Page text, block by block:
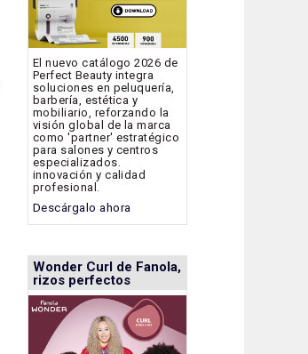
El nuevo catálogo 2026 de
Perfect Beauty integra
soluciones en peluquería,
barbería, estética y
mobiliario, reforzando la
visión global de la marca
como 'partner' estratégico
para salones y centros
especializados.
innovación y calidad
profesional.
Descárgalo ahora
Wonder Curl de Fanola,
rizos perfectos